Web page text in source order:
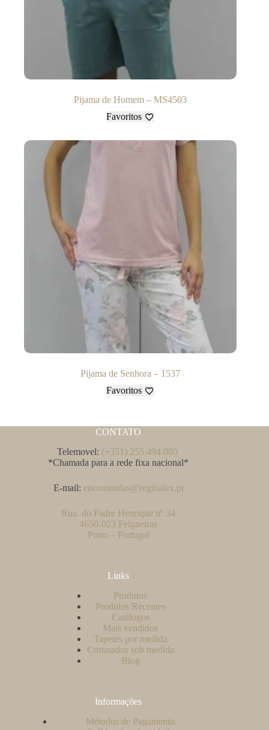
Pijama de Homem – MS4503
Favoritos
Pijama de Senhora – 1537
Favoritos
CONTATO
Telemovel: (+351) 255 494 080
*Chamada para a rede fixa nacional*
E-mail: encomendas@reginalex.pt
Rua. do Padre Henrique nº 34
4650-023 Felgueiras
Porto – Portugal
Links
Produtos
Produtos Recentes
Catálogos
Mais vendidos
Tapetes por medida
Cortinados sob medida
Blog
Informações
Métodos de Pagamento